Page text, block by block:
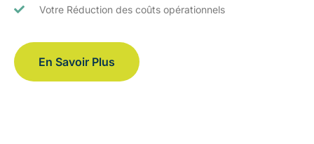
Votre Réduction des coûts opérationnels
En Savoir Plus